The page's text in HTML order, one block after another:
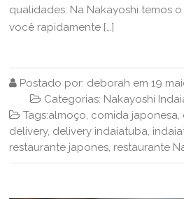
qualidades: Na Nakayoshi temos
você rapidamente […]
Postado por: deborah em19
Categorias: Nakayoshi
Tags:almoço, comida japonesa,
delivery, delivery indaiatuba,
restaurante japones, restaurante